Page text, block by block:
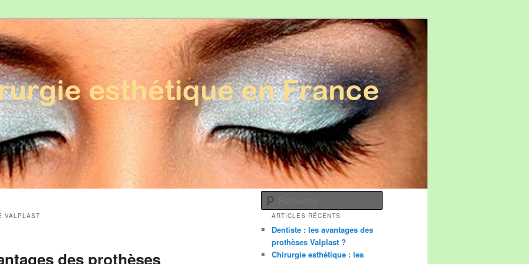
en France
VALPLAST
des prothèses
ARTICLES RÉCENTS
Dentiste : les avantages des
prothèses Valplast ?
Chirurgie esthétique : les